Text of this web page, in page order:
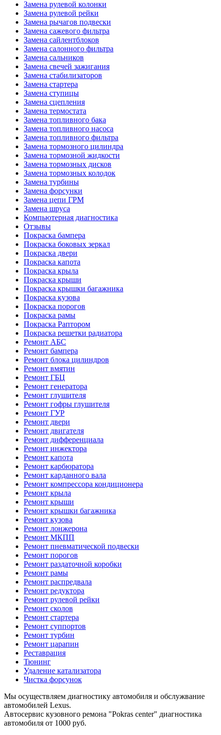
Замена рулевой колонки
Замена рулевой рейки
Замена рычагов подвески
Замена сажевого фильтра
Замена сайлентблоков
Замена салонного фильтра
Замена сальников
Замена свечей зажигания
Замена стабилизаторов
Замена стартера
Замена ступицы
Замена сцепления
Замена термостата
Замена топливного бака
Замена топливного насоса
Замена топливного фильтра
Замена тормозного цилиндра
Замена тормозной жидкости
Замена тормозных дисков
Замена тормозных колодок
Замена турбины
Замена форсунки
Замена цепи ГРМ
Замена шруса
Компьютерная диагностика
Отзывы
Покраска бампера
Покраска боковых зеркал
Покраска двери
Покраска капота
Покраска крыла
Покраска крыши
Покраска крышки багажника
Покраска кузова
Покраска порогов
Покраска рамы
Покраска Раптором
Покраска решетки радиатора
Ремонт АБС
Ремонт бампера
Ремонт блока цилиндров
Ремонт вмятин
Ремонт ГБЦ
Ремонт генератора
Ремонт глушителя
Ремонт гофры глушителя
Ремонт ГУР
Ремонт двери
Ремонт двигателя
Ремонт дифференциала
Ремонт инжектора
Ремонт капота
Ремонт карбюратора
Ремонт карданного вала
Ремонт компрессора кондиционера
Ремонт крыла
Ремонт крыши
Ремонт крышки багажника
Ремонт кузова
Ремонт лонжерона
Ремонт МКПП
Ремонт пневматической подвески
Ремонт порогов
Ремонт раздаточной коробки
Ремонт рамы
Ремонт распредвала
Ремонт редуктора
Ремонт рулевой рейки
Ремонт сколов
Ремонт стартера
Ремонт суппортов
Ремонт турбин
Ремонт царапин
Реставрация
Тюнинг
Удаление катализатора
Чистка форсунок
Мы осуществляем диагностику автомобиля и обслужвание
автомобилей Lexus.
Автосервис кузовного ремона "Pokras center" диагностика
автомобиля от 1000 руб.